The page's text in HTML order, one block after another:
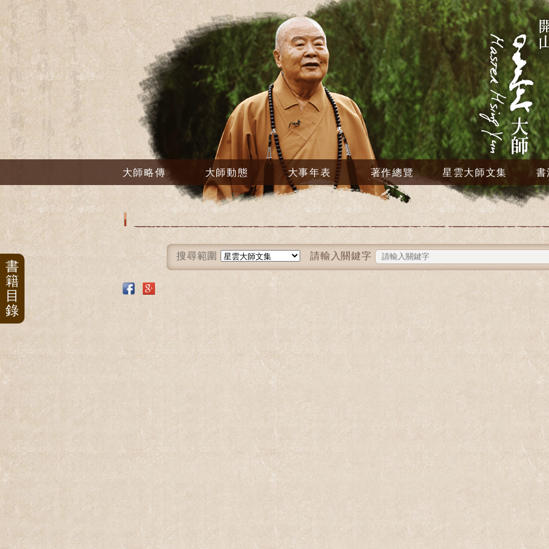
大師略傳 大師動態 大事年表 著作總覽 星雲大師文集 書
搜尋範圍 請輸入關鍵字
書
籍
目
錄